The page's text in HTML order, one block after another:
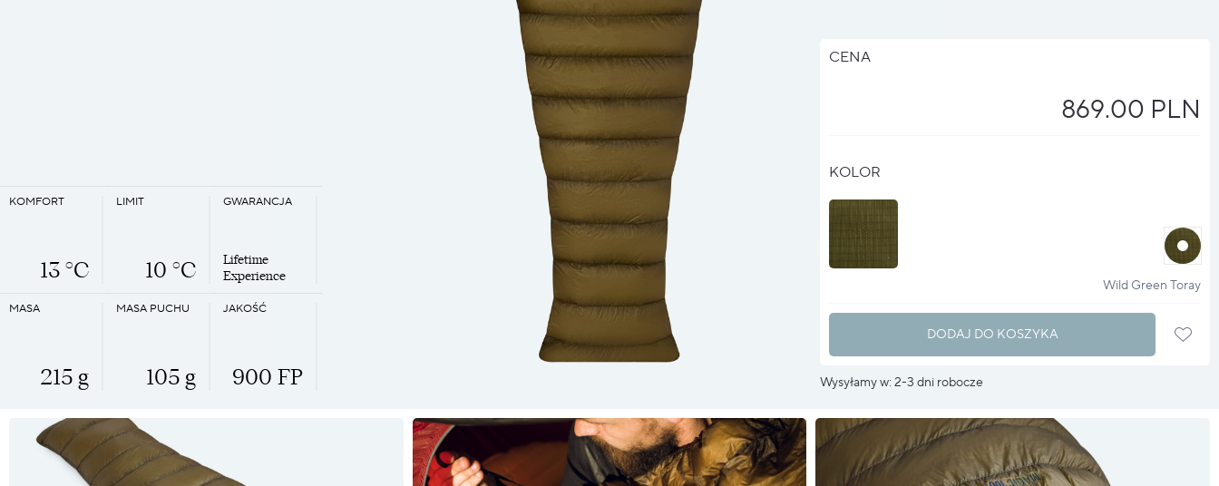
MASA
215 g
JAKOŚĆ
900 FP
MASA PUCHU
105 g
KOMFORT
13 °C
LIMIT
10 °C
GWARANCJA
Lifetime
Experience
CENA
869.00 PLN
KOLOR
halo
?
Wild Green Toray
DODAJ DO KOSZYKA
Wysyłamy w: 2-3 dni robocze